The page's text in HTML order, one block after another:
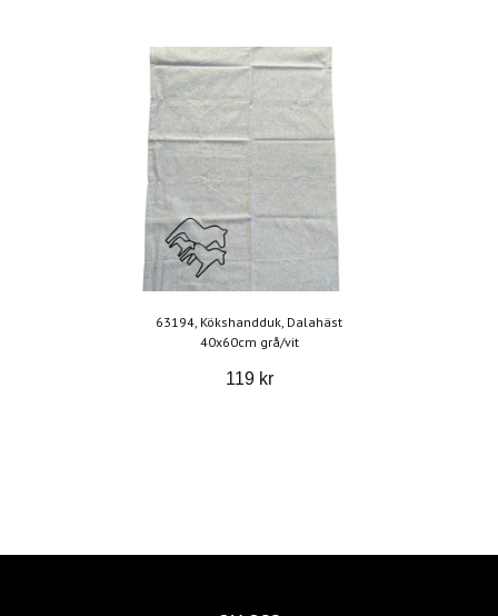
63194, Kökshandduk, Dalahäst
40x60cm grå/vit
119 kr